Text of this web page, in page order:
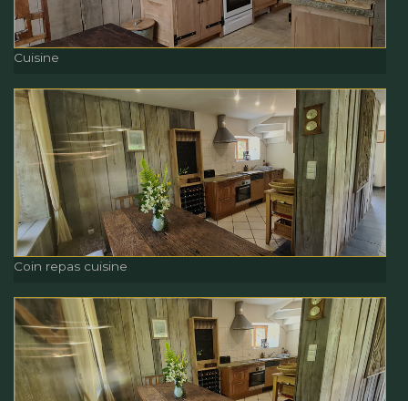
Cuisine
Cuisine
Coin repas cuisine
Coin repas cuisine